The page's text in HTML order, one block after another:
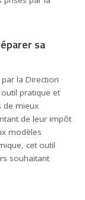
sa
la Direction
pratique et
de mieux
de leur impôt
modèles
cet outil
souhaitant